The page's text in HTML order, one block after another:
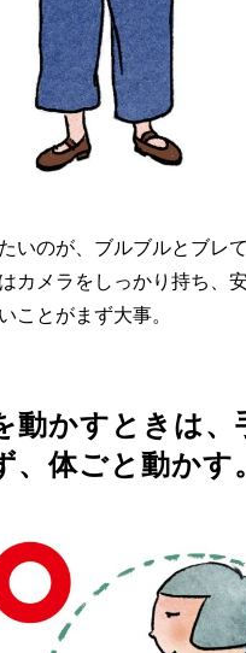
いのが、ブルブルとブレ
カメラをしっかり持ち、
ことがまず大事。
かすときは、
、体ごと動かす。